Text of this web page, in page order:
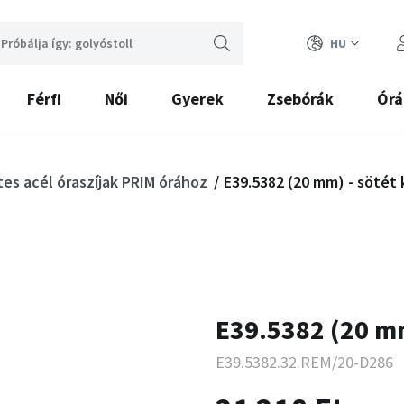
HU
Férfi Női Gyerek Zsebórák
acél óraszíjak PRIM órához E39.5382 (20 mm) - sötét
E39.5382 (20
E39.5382.32.REM/20-D286